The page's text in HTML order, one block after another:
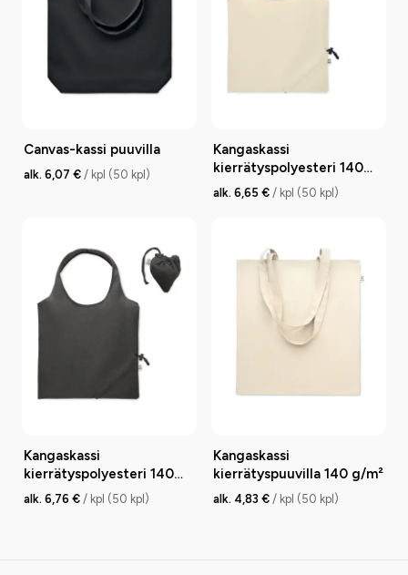
Canvas-kassi puuvilla
alk. 6,07 € / kpl (50 kpl)
Kangaskassi
kierrätyspolyesteri 140
g/m²
alk. 6,65 € / kpl (50 kpl)
Kangaskassi
kierrätyspolyesteri 140
g/m²
alk. 6,76 € / kpl (50 kpl)
Kangaskassi
kierrätyspuuvilla 140 g/m²
alk. 4,83 € / kpl (50 kpl)